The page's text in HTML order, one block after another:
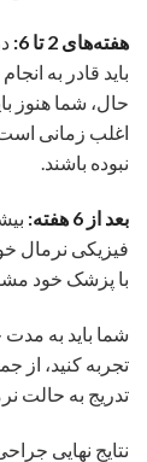
هفته‌های 2 تا 6:
باید قادر به
حال، شما هنوز
اغلب زمانی
نبوده باشند.
بعد از 6 هفته:
فیزیکی نرمال
با پزشک خود
شما باید به
تجربه کنید، از
تدریج به حالت
نتایج نهایی